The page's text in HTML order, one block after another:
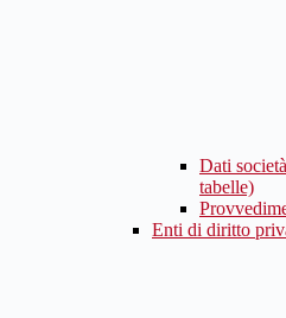
Dati
tabelle)
Enti di diritto